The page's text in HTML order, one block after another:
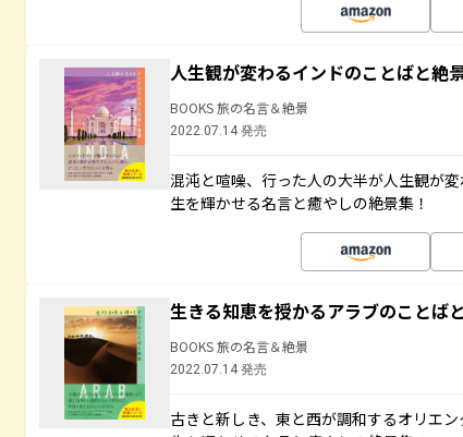
人生観が変わるインドのことばと絶
BOOKS 旅の名言＆絶景
2022.07.14 発売
混沌と喧噪、行った人の大半が人生観が
生を輝かせる名言と癒やしの絶景集！
生きる知恵を授かるアラブのことば
BOOKS 旅の名言＆絶景
2022.07.14 発売
古きと新しき、東と西が調和するオリエ